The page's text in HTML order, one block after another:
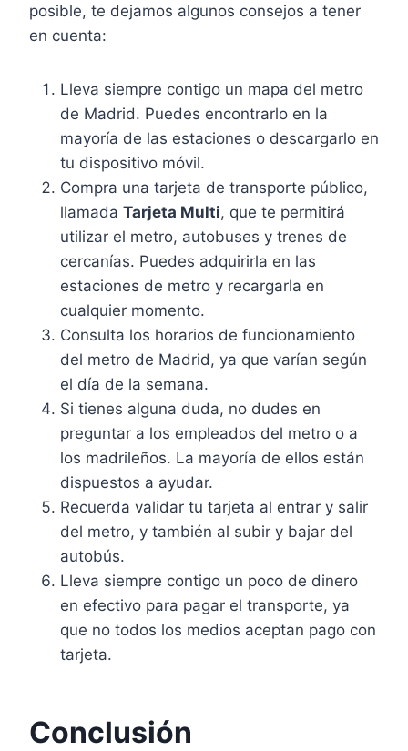
posible, te dejamos algunos consejos a tener
en cuenta:
Lleva siempre contigo un mapa del metro
de Madrid. Puedes encontrarlo en la
mayoría de las estaciones o descargarlo en
tu dispositivo móvil.
Compra una tarjeta de transporte público,
llamada Tarjeta Multi, que te permitirá
utilizar el metro, autobuses y trenes de
cercanías. Puedes adquirirla en las
estaciones de metro y recargarla en
cualquier momento.
Consulta los horarios de funcionamiento
del metro de Madrid, ya que varían según
el día de la semana.
Si tienes alguna duda, no dudes en
preguntar a los empleados del metro o a
los madrileños. La mayoría de ellos están
dispuestos a ayudar.
Recuerda validar tu tarjeta al entrar y salir
del metro, y también al subir y bajar del
autobús.
Lleva siempre contigo un poco de dinero
en efectivo para pagar el transporte, ya
que no todos los medios aceptan pago con
tarjeta.
Conclusión